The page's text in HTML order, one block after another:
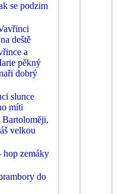
se podzim
deště
a
pěkný
dobrý
slunce
míti
velkou
hop zemáky
do